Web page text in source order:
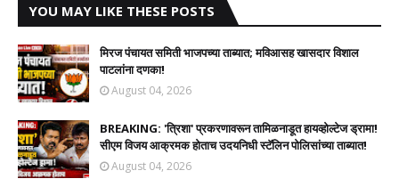
YOU MAY LIKE THESE POSTS
मिरज पंचायत समिती भाजपच्या ताब्यात; मविआसह खासदार विशाल
पाटलांना दणका!
August 04, 2026
BREAKING: 'त्रिशा' प्रकरणावरून तामिळनाडूत हायव्होल्टेज ड्रामा!
सीएम विजय आक्रमक होताच उदयनिधी स्टॅलिन पोलिसांच्या ताब्यात!
August 04, 2026